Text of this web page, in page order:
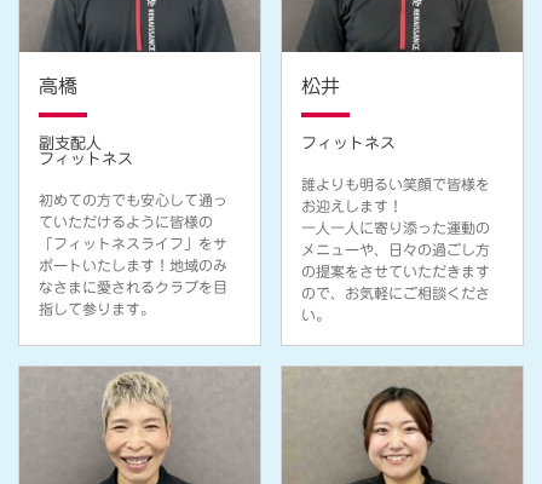
高橋
副支配人
フィットネス
初めての方でも安心して通っ
ていただけるように皆様の
「フィットネスライフ」をサ
ポートいたします！地域のみ
なさまに愛されるクラブを目
指して参ります。
松井
フィットネス
誰よりも明るい笑顔で皆様を
お迎えします！
一人一人に寄り添った運動の
メニューや、日々の過ごし方
の提案をさせていただきます
ので、お気軽にご相談くださ
い。